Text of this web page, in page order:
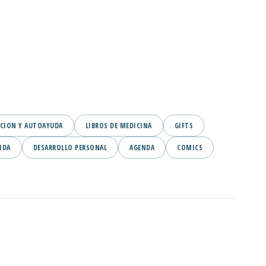
Y AUTOAYUDA LIBROS DE MEDICINA GIFTS
DESARROLLO PERSONAL AGENDA COMICS